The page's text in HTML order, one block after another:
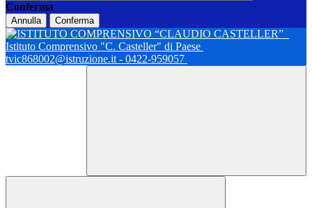
Conferma
Annulla Conferma
Istituto Comprensivo "C. Casteller" di Paese
tvic868002@istruzione.it - 0422-959057